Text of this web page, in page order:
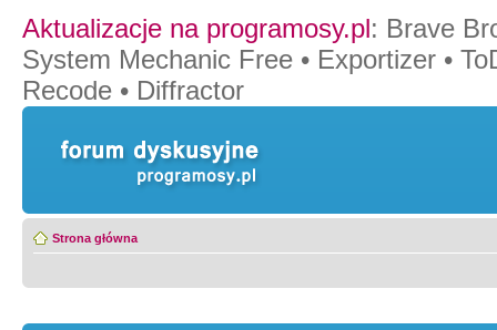
Aktualizacje na programosy.pl: Brave
System Mechanic Free • Exportizer •
Recode • Diffractor
Strona główna